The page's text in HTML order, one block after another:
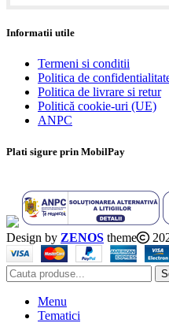
Informatii utile
Termeni si conditii
Politica de
Politica de livrare si retur
Politică cookie-uri (UE)
ANPC
Plati sigure prin MobilPay
Design by ZENOS theme
Menu
Tematici